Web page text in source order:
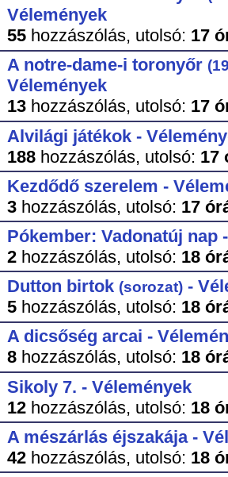
Vélemények
55hozzászólás, utolsó: 17
A notre-dame-i toronyőr
Vélemények
13hozzászólás, utolsó: 17
Alvilági játékok -
188hozzászólás, utolsó: 17
Kezdődő szerelem -
3hozzászólás, utolsó: 17
Pókember: Vadonatúj nap
2hozzászólás, utolsó: 18
Dutton birtok (sorozat)-
5hozzászólás, utolsó: 18
A dicsőség arcai -
8hozzászólás, utolsó: 18
Sikoly 7. - Vélemények
12hozzászólás, utolsó: 18
A mészárlás éjszakája -
42hozzászólás, utolsó: 18